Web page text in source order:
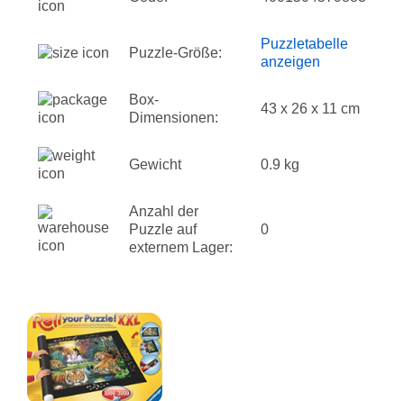
Puzzle-Größe:
Puzzletabelle
anzeigen
Box-
Dimensionen:
43 x 26 x 11 cm
Gewicht 0.9 kg
Anzahl der
Puzzle auf
externem Lager:
0